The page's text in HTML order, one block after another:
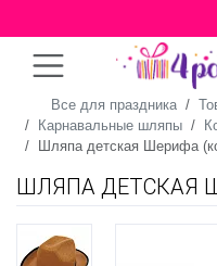
Все для праздника
Карнавальные шляпы
Шляпа детская Шерифа
ШЛЯПА ДЕТСКАЯ